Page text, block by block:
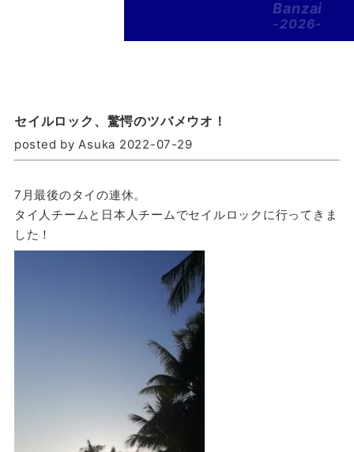
Banzai
-2026-
セイルロック、驚愕のツバメウオ！
posted by Asuka 2022-07-29
7月最後のタイの連休。
タイ人チームと日本人チームでセイルロックに行ってきま
した！